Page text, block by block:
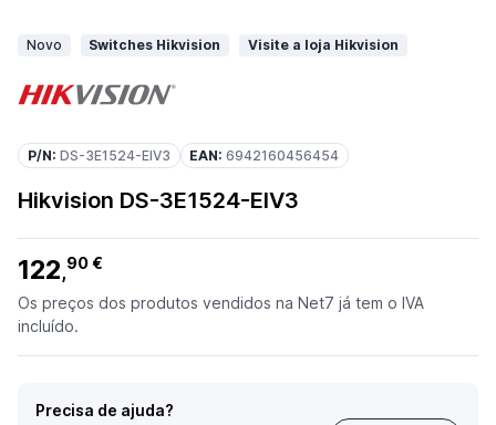
Novo Switches Hikvision Visite a loja Hikvision
P/N: DS-3E1524-EIV3 EAN: 6942160456454
Hikvision DS-3E1524-EIV3
122,90 €
Os preços dos produtos vendidos na Net7 já tem o IVA
incluído.
Precisa de ajuda?